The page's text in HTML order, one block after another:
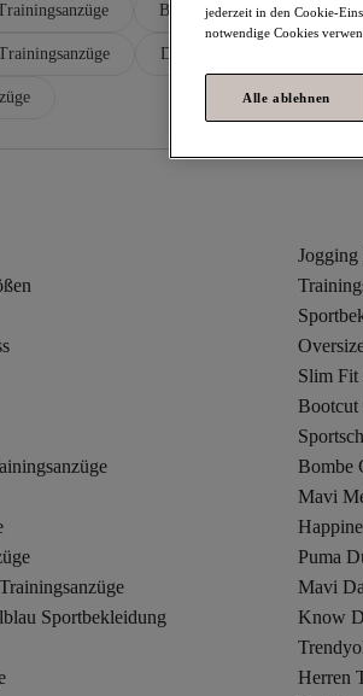
Blau Damen Trainingsanzüge
Dunkelblau Herren
Slim Fit
Bootcut
Bombe
Mavi
Puma
Mavi
Sportbekleidung
Know
Herren
jederzeit in den Cookie-
notwendige Cookies
Alle ablehnen